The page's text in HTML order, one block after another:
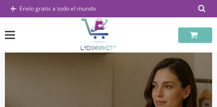
Saltar
Envío gratis a todo el mundo